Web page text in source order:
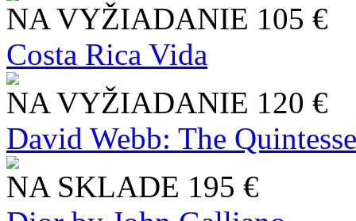
NA VYŽIADANIE 105 €
Costa Rica Vida
NA VYŽIADANIE 120 €
David Webb: The
NA SKLADE 195 €